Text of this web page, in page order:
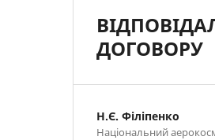
ДОГОВОРУ
Н.Є. Філіпенко
Національний